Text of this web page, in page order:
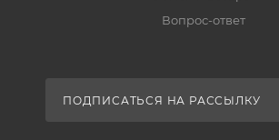
Вопрос-ответ
ПОДПИСАТЬСЯ НА РАССЫЛКУ